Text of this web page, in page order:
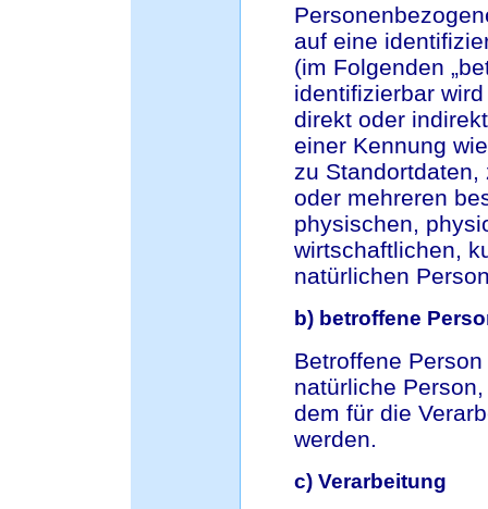
auf eine
(im Folgenden
identifizierbar
direkt oder
einer Kennung
zu
oder mehreren
physischen,
wirtschaftlichen,
natürlichen
b) betroffene
Betroffene
natürliche
dem für die
werden.
c) Verarbeitung